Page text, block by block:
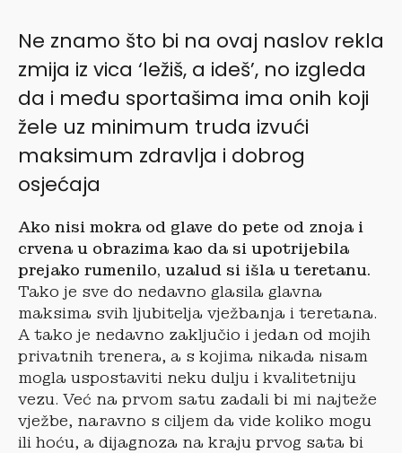
Ne znamo što bi na ovaj naslov rekla
zmija iz vica ‘ležiš, a ideš’, no izgleda
da i među sportašima ima onih koji
žele uz minimum truda izvući
maksimum zdravlja i dobrog
osjećaja
Ako nisi mokra od glave do pete od znoja i
crvena u obrazima kao da si upotrijebila
prejako rumenilo, uzalud si išla u teretanu.
Tako je sve do nedavno glasila glavna
maksima svih ljubitelja vježbanja i teretana.
A tako je nedavno zaključio i jedan od mojih
privatnih trenera, a s kojima nikada nisam
mogla uspostaviti neku dulju i kvalitetniju
vezu. Već na prvom satu zadali bi mi najteže
vježbe, naravno s ciljem da vide koliko mogu
ili hoću, a dijagnoza na kraju prvog sata bi